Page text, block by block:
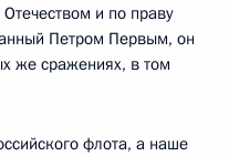
и по праву
Петром Первым, он
же сражениях, в том
флота, а наше